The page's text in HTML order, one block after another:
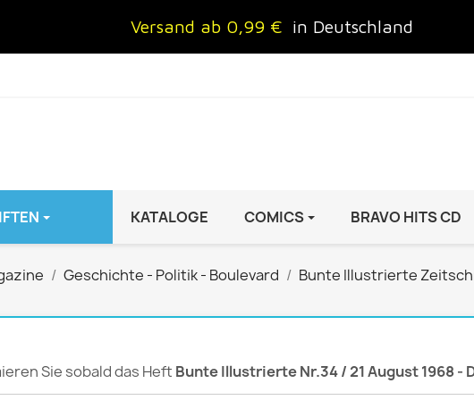
Versand ab 0,99 € in Deutschland
/ KIND
HipHop Special
FRAUEN
Cosmopolitan
InStyle
AUTO & MOTOR
auto motor sport Archiv
Broschüren
KATALOGE COMICS BRAVO HITS CD
Geschichte - Politik - Boulevard Bunte Illustrierte
Sie sobald das Heft Bunte Illustrierte Nr.34 / 21 August 1968 -